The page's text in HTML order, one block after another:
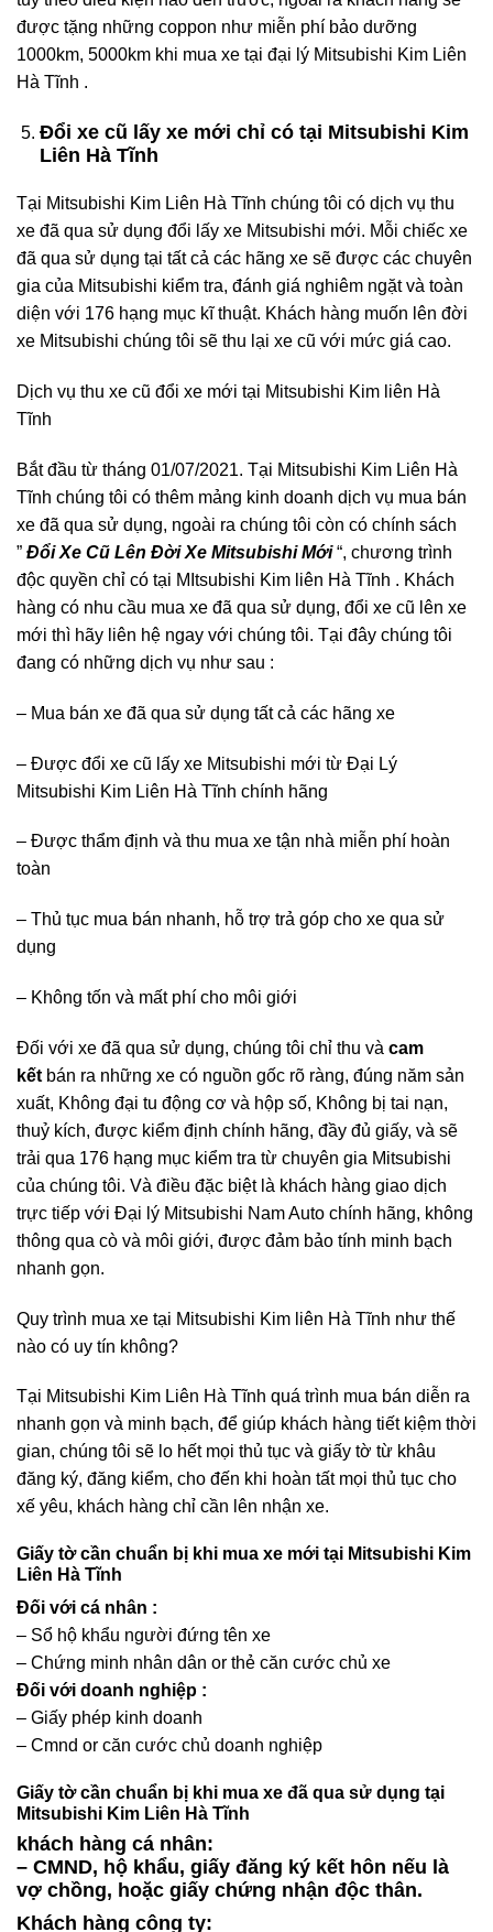
được tặng những coppon như miễn phí bảo dưỡng
1000km, 5000km khi mua xe tại đại lý Mitsubishi Kim Liên
Hà Tĩnh .
Đổi xe cũ lấy xe mới chỉ có tại Mitsubishi Kim
Liên Hà Tĩnh
Tại Mitsubishi Kim Liên Hà Tĩnh chúng tôi có dịch vụ thu
xe đã qua sử dụng đổi lấy xe Mitsubishi mới. Mỗi chiếc xe
đã qua sử dụng tại tất cả các hãng xe sẽ được các chuyên
gia của Mitsubishi kiểm tra, đánh giá nghiêm ngặt và toàn
diện với 176 hạng mục kĩ thuật. Khách hàng muốn lên đời
xe Mitsubishi chúng tôi sẽ thu lại xe cũ với mức giá cao.
Dịch vụ thu xe cũ đổi xe mới tại Mitsubishi Kim liên Hà
Tĩnh
Bắt đầu từ tháng 01/07/2021. Tại Mitsubishi Kim Liên Hà
Tĩnh chúng tôi có thêm mảng kinh doanh dịch vụ mua bán
xe đã qua sử dụng, ngoài ra chúng tôi còn có chính sách
” Đổi Xe Cũ Lên Đời Xe Mitsubishi Mới“, chương trình
độc quyền chỉ có tại MItsubishi Kim liên Hà Tĩnh . Khách
hàng có nhu cầu mua xe đã qua sử dụng, đổi xe cũ lên xe
mới thì hãy liên hệ ngay với chúng tôi. Tại đây chúng tôi
đang có những dịch vụ như sau :
– Mua bán xe đã qua sử dụng tất cả các hãng xe
– Được đổi xe cũ lấy xe Mitsubishi mới từ Đại Lý
Mitsubishi Kim Liên Hà Tĩnh chính hãng
– Được thẩm định và thu mua xe tận nhà miễn phí hoàn
toàn
– Thủ tục mua bán nhanh, hỗ trợ trả góp cho xe qua sử
dụng
– Không tốn và mất phí cho môi giới
Đối với xe đã qua sử dụng, chúng tôi chỉ thu và cam
kết bán ra những xe có nguồn gốc rõ ràng, đúng năm sản
xuất, Không đại tu động cơ và hộp số, Không bị tai nạn,
thuỷ kích, được kiểm định chính hãng, đầy đủ giấy, và sẽ
trải qua 176 hạng mục kiểm tra từ chuyên gia Mitsubishi
của chúng tôi. Và điều đặc biệt là khách hàng giao dịch
trực tiếp với Đại lý Mitsubishi Nam Auto chính hãng, không
thông qua cò và môi giới, được đảm bảo tính minh bạch
nhanh gọn.
Quy trình mua xe tại Mitsubishi Kim liên Hà Tĩnh như thế
nào có uy tín không?
Tại Mitsubishi Kim Liên Hà Tĩnh quá trình mua bán diễn ra
nhanh gọn và minh bạch, để giúp khách hàng tiết kiệm thời
gian, chúng tôi sẽ lo hết mọi thủ tục và giấy tờ từ khâu
đăng ký, đăng kiểm, cho đến khi hoàn tất mọi thủ tục cho
xế yêu, khách hàng chỉ cần lên nhận xe.
Giấy tờ cần chuẩn bị khi mua xe mới tại Mitsubishi Kim
Liên Hà Tĩnh
Đối với cá nhân :
– Sổ hộ khẩu người đứng tên xe
– Chứng minh nhân dân or thẻ căn cước chủ xe
Đối với doanh nghiệp :
– Giấy phép kinh doanh
– Cmnd or căn cước chủ doanh nghiệp
Giấy tờ cần chuẩn bị khi mua xe đã qua sử dụng tại
Mitsubishi Kim Liên Hà Tĩnh
khách hàng cá nhân:
– CMND, hộ khẩu, giấy đăng ký kết hôn nếu là
vợ chồng, hoặc giấy chứng nhận độc thân.
Khách hàng công ty: